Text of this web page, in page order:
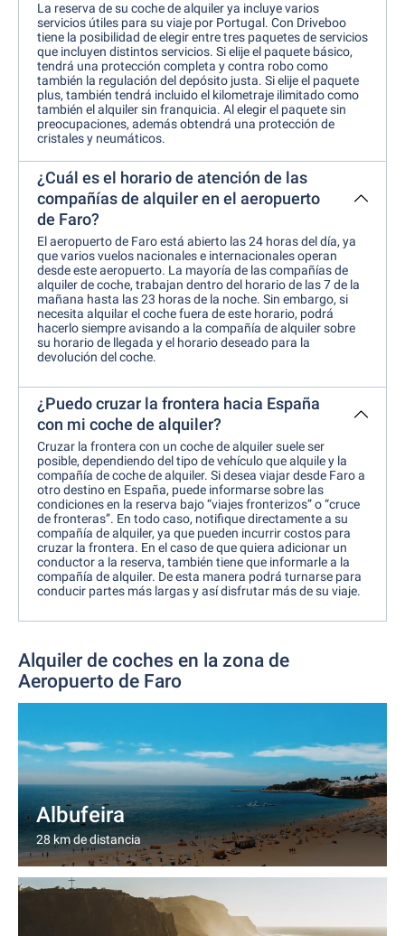
La reserva de su coche de alquiler ya incluye varios
servicios útiles para su viaje por Portugal. Con Driveboo
tiene la posibilidad de elegir entre tres paquetes de servicios
que incluyen distintos servicios. Si elije el paquete básico,
tendrá una protección completa y contra robo como
también la regulación del depósito justa. Si elije el paquete
plus, también tendrá incluido el kilometraje ilimitado como
también el alquiler sin franquicia. Al elegir el paquete sin
preocupaciones, además obtendrá una protección de
cristales y neumáticos.
¿Cuál es el horario de atención de las
compañías de alquiler en el aeropuerto
de Faro?
El aeropuerto de Faro está abierto las 24 horas del día, ya
que varios vuelos nacionales e internacionales operan
desde este aeropuerto. La mayoría de las compañías de
alquiler de coche, trabajan dentro del horario de las 7 de la
mañana hasta las 23 horas de la noche. Sin embargo, si
necesita alquilar el coche fuera de este horario, podrá
hacerlo siempre avisando a la compañía de alquiler sobre
su horario de llegada y el horario deseado para la
devolución del coche.
¿Puedo cruzar la frontera hacia España
con mi coche de alquiler?
Cruzar la frontera con un coche de alquiler suele ser
posible, dependiendo del tipo de vehículo que alquile y la
compañía de coche de alquiler. Si desea viajar desde Faro a
otro destino en España, puede informarse sobre las
condiciones en la reserva bajo “viajes fronterizos” o “cruce
de fronteras”. En todo caso, notifique directamente a su
compañía de alquiler, ya que pueden incurrir costos para
cruzar la frontera. En el caso de que quiera adicionar un
conductor a la reserva, también tiene que informarle a la
compañía de alquiler. De esta manera podrá turnarse para
conducir partes más largas y así disfrutar más de su viaje.
Alquiler de coches en la zona de
Aeropuerto de Faro
Albufeira
28 km de distancia